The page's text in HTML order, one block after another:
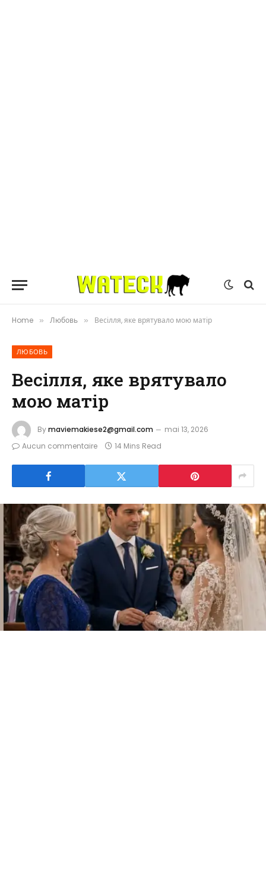
Home » Любовь » Весілля, яке врятувало мою матір
ЛЮБОВЬ
Весілля, яке врятувало
мою матір
Bymaviemakiese2@gmail.com
mai 13, 2026
Aucun commentaire
14 Mins Read